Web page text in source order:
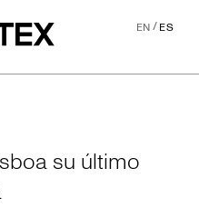
EN/ES
su último